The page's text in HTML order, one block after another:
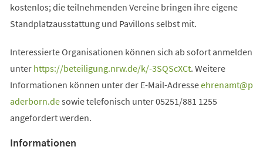
kostenlos; die teilnehmenden Vereine bringen ihre eigene
Standplatzausstattung und Pavillons selbst mit.
Interessierte Organisationen können sich ab sofort anmelden
unter https://beteiligung.nrw.de/k/-3SQScXCt
(Öffnet
einem
neuen
. Weitere
Informationen können unter der E-Mail-Adresseehrenamt
p
aderborn desowie telefonisch unter 05251/881 1255
angefordert werden.
Informationen